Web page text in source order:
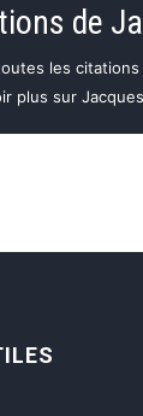
de
les citations
plus sur